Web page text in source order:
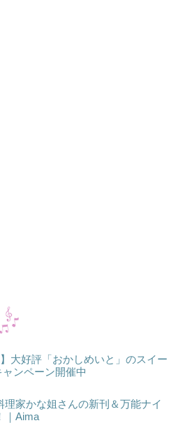
大好評「おかしめいと」のスイー
ンペーン開催中
理家かな姐さんの新刊＆万能ナイ
｜Aima